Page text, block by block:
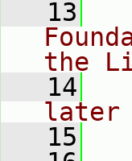
   13
the
   14
later
   15